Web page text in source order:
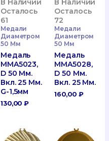
В Наличии
Осталось
61
Медали
Диаметром
50 Мм
Медаль
MMA5023,
D 50 Мм.
Вкл. 25 Мм.
G-1,5мм
130,00₽
В Наличии
Осталось
72
Медали
Диаметром
50 Мм
Медаль
MMA5028,
D 50 Мм.
Вкл. 25 Мм.
160,00 ₽